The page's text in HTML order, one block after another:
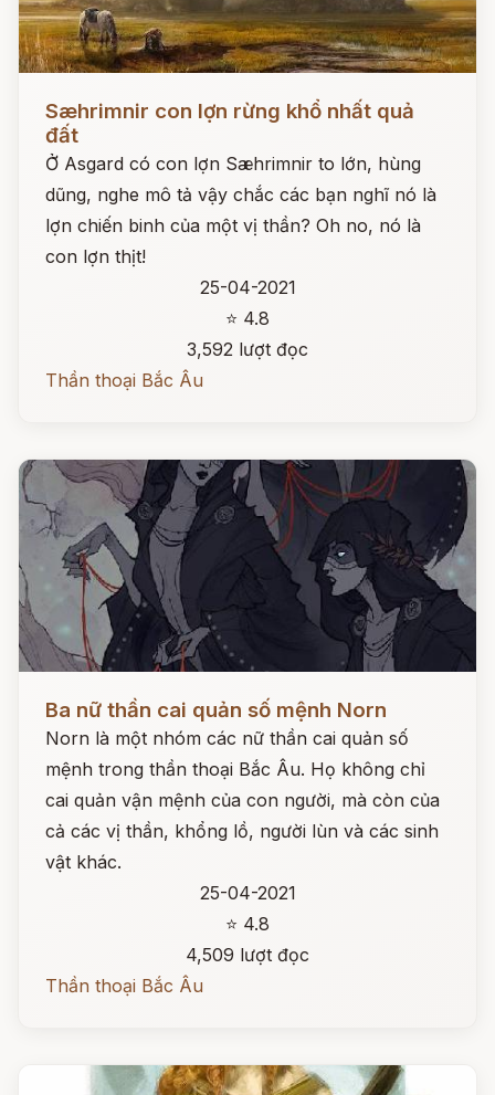
Sæhrimnir con lợn rừng khổ nhất quả
đất
Ở Asgard có con lợn Sæhrimnir to lớn, hùng
dũng, nghe mô tả vậy chắc các bạn nghĩ nó là
lợn chiến binh của một vị thần? Oh no, nó là
con lợn thịt!
25-04-2021
⭐ 4.8
3,592 lượt đọc
Thần thoại Bắc Âu
Ba nữ thần cai quản số mệnh Norn
Norn là một nhóm các nữ thần cai quản số
mệnh trong thần thoại Bắc Âu. Họ không chỉ
cai quản vận mệnh của con người, mà còn của
cả các vị thần, khổng lồ, người lùn và các sinh
vật khác.
25-04-2021
⭐ 4.8
4,509 lượt đọc
Thần thoại Bắc Âu